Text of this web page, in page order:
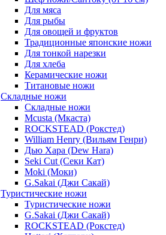
Для мяса
Для рыбы
Для овощей и фруктов
Традиционные японские ножи
Для тонкой нарезки
Для хлеба
Керамические ножи
Титановые ножи
Складные ножи
Складные ножи
Mcusta (Мкаста)
ROCKSTEAD (Рокстед)
William Henry (Вильям Генри)
Дью Хара (Dew Hara)
Seki Cut (Секи Кат)
Moki (Моки)
G.Sakai (Джи Сакай)
Туристические ножи
Туристические ножи
G.Sakai (Джи Сакай)
ROCKSTEAD (Рокстед)